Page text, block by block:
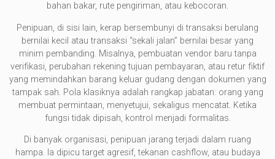
bahan bakar, rute pengiriman, atau kebocoran.
Penipuan, di sisi lain, kerap bersembunyi di transaksi berulang
bernilai kecil atau transaksi “sekali jalan” bernilai besar yang
minim pembanding. Misalnya, pembuatan vendor baru tanpa
verifikasi, perubahan rekening tujuan pembayaran, atau retur fiktif
yang memindahkan barang keluar gudang dengan dokumen yang
tampak sah. Pola klasiknya adalah rangkap jabatan: orang yang
membuat permintaan, menyetujui, sekaligus mencatat. Ketika
fungsi tidak dipisah, kontrol menjadi formalitas.
Di banyak organisasi, penipuan jarang terjadi dalam ruang
hampa. Ia dipicu target agresif, tekanan cashflow, atau budaya